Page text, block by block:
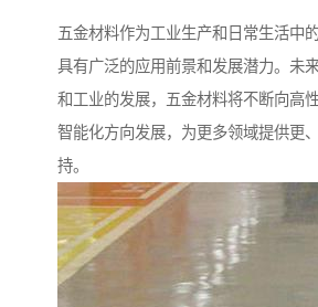
五金材料作为工业生产和日常生活中
具有广泛的应用前景和发展潜力。未
和工业的发展，五金材料将不断向高
智能化方向发展，为更多领域提供更
持。